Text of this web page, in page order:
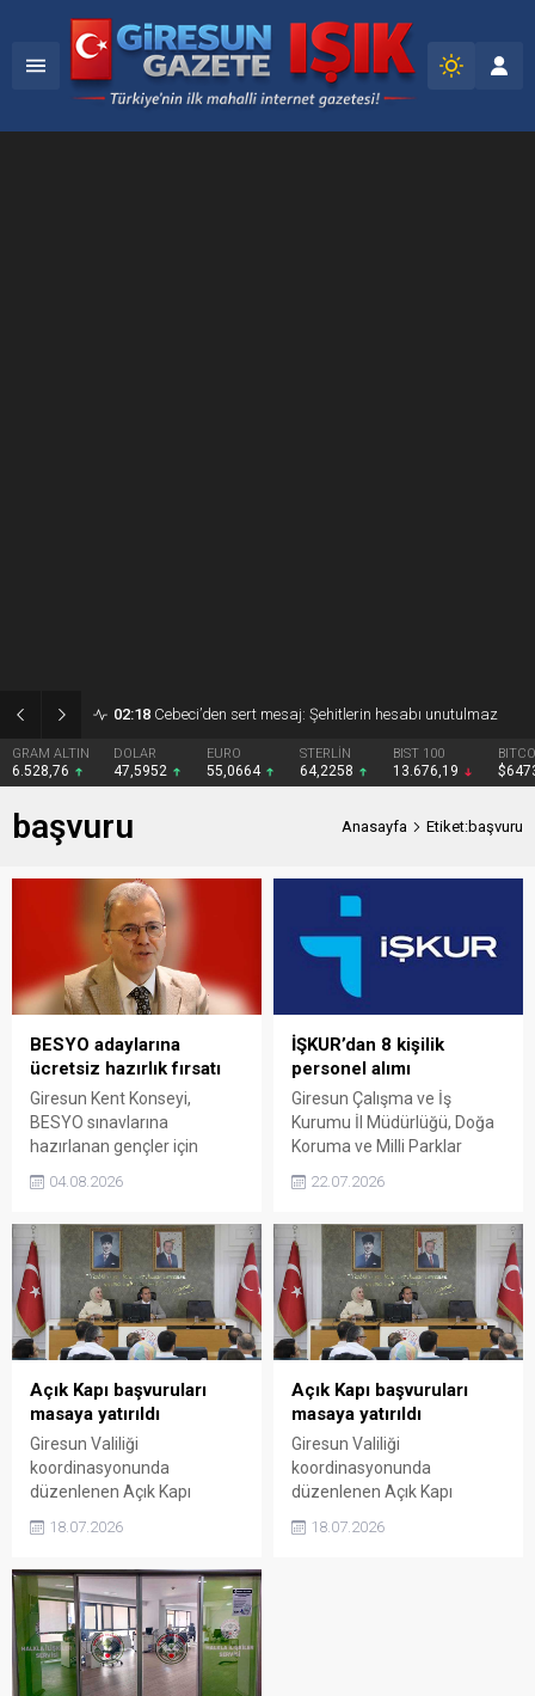
02:18 Hüseyin Alkan sahaya indi
DOLAR
47,5952
EURO
55,0664
STERLİN
64,2258
BIST 100
13.676,19
BITCOIN
$64739
başvuru Anasayfa Etiket:başvuru
BESYO adaylarına
ücretsiz hazırlık fırsatı
Giresun Kent Konseyi,
BESYO sınavlarına
hazırlanan gençler için
desteği ve beslenme
ücretsiz kurs başlatıyor.
Başvuruları devam eden
programla adayların sınava
fiziksel ve mental olarak
daha güçlü hazırlanması
amaçlanıyor.
04.08.2026
İŞKUR’dan 8 kişilik
personel alımı
Giresun Çalışma ve İş
Kurumu İl Müdürlüğü, Doğa
Koruma ve Milli Parklar
bünyesinde 8 kişilik İşgücü
kapsamında personel alımı
yapılacağını duyurdu.
Başvurular 25 Temmuz'a
kadar devam edecek.
22.07.2026
Açık Kapı başvuruları
masaya yatırıldı
Giresun Valiliği
koordinasyonunda
düzenlenen Açık Kapı
Toplantısı'nda,
ve başvurular ile hizmet
süreçleri kapsamlı şekilde
ele alındı. Toplantıda hizmet
kalitesinin artırılması ve
kurumlar arası
18.07.2026
Açık Kapı başvuruları
masaya yatırıldı
Giresun Valiliği
koordinasyonunda
düzenlenen Açık Kapı
Toplantısı'nda,
18.07.2026